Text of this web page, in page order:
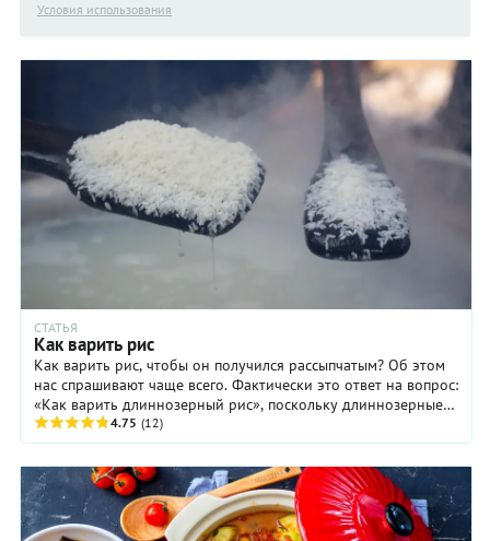
Условия использования
СТАТЬЯ
Как варить рис
Как варить рис, чтобы он получился рассыпчатым? Об этом
нас спрашивают чаще всего. Фактически это ответ на вопрос:
«Как варить длиннозерный рис», поскольку длиннозерные
сорта риса, самые ...
4.75 (12)